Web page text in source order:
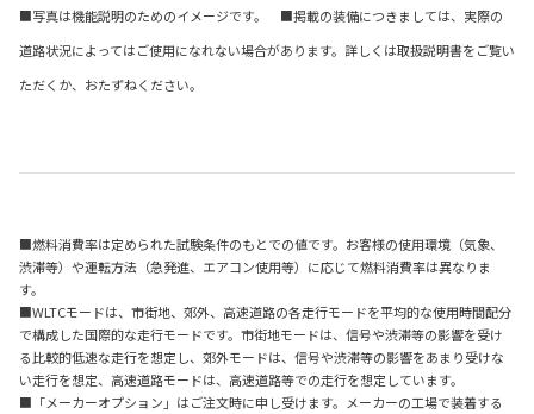
■写真は機能説明のためのイメージです。 ■掲載の装備につきましては、実際の
道路状況によってはご使用になれない場合があります。詳しくは取扱説明書をご覧い
ただくか、おたずねください。
■燃料消費率は定められた試験条件のもとでの値です。お客様の使用環境（気象、
渋滞等）や運転方法（急発進、エアコン使用等）に応じて燃料消費率は異なりま
す。
■WLTCモードは、市街地、郊外、高速道路の各走行モードを平均的な使用時間配分
で構成した国際的な走行モードです。市街地モードは、信号や渋滞等の影響を受け
る比較的低速な走行を想定し、郊外モードは、信号や渋滞等の影響をあまり受けな
い走行を想定、高速道路モードは、高速道路等での走行を想定しています。
■「メーカーオプション」はご注文時に申し受けます。メーカーの工場で装着する